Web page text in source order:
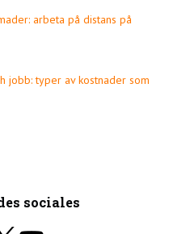
arbeta på distans på
jobb: typer av kostnader som
sociales